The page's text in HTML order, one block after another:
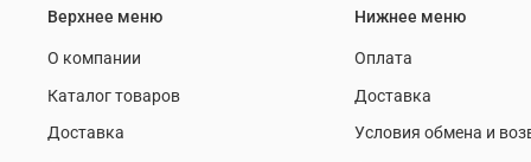
Верхнее меню
О компании
Каталог товаров
Доставка
Нижнее меню
Оплата
Доставка
Условия обмена и